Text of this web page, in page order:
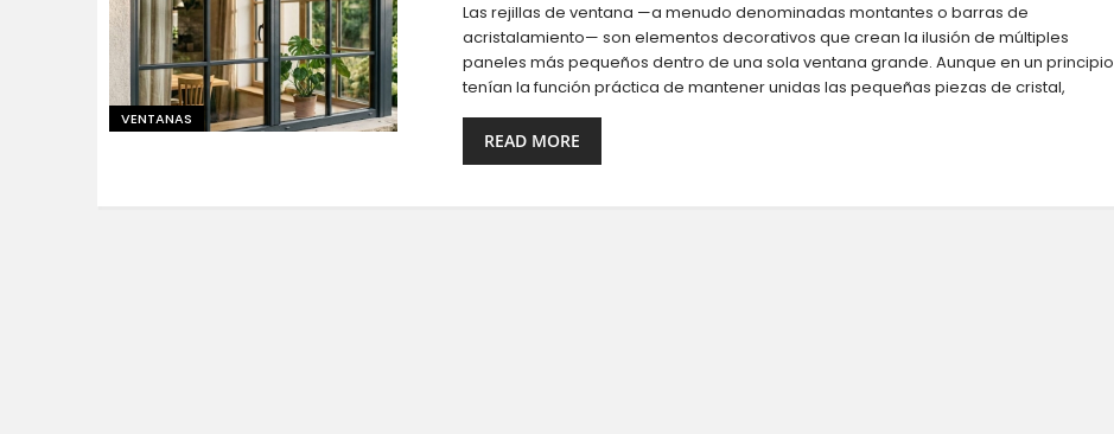
VENTANAS
Las rejillas de ventana —a menudo denominadas montantes o barras de
acristalamiento— son elementos decorativos que crean la ilusión de múltiples
paneles más pequeños dentro de una sola ventana grande. Aunque en un principio
tenían la función práctica de mantener unidas las pequeñas piezas de cristal,
READ MORE